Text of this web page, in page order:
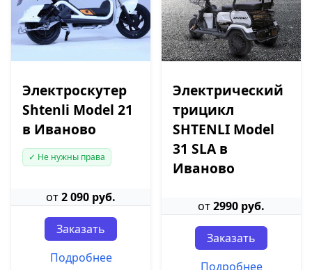
Электроскутер
Shtenli Model 21
в Иваново
✓ Не нужны права
от2 090 руб.
Заказать
Подробнее
Электрический
трицикл
SHTENLI Model
31 SLA в
Иваново
от2990 руб.
Заказать
Подробнее